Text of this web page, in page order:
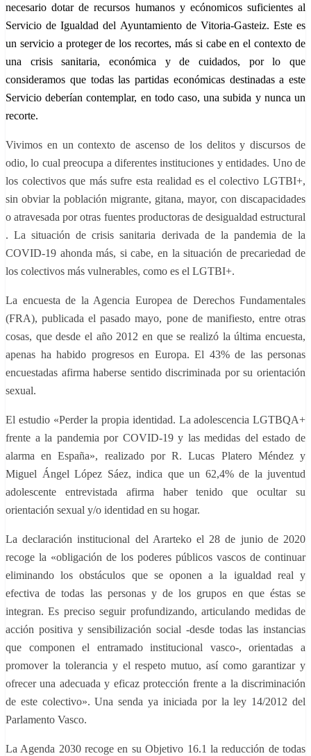
necesario dotar de recursos humanos y ecónomicos suficientes al
Servicio de Igualdad del Ayuntamiento de Vitoria-Gasteiz. Este es
un servicio a proteger de los recortes, más si cabe en el contexto de
una crisis sanitaria, económica y de cuidados, por lo que
consideramos que todas las partidas económicas destinadas a este
Servicio deberían contemplar, en todo caso, una subida y nunca un
recorte.
Vivimos en un contexto de ascenso de los delitos y discursos de
odio, lo cual preocupa a diferentes instituciones y entidades. Uno de
los colectivos que más sufre esta realidad es el colectivo LGTBI+,
sin obviar la población migrante, gitana, mayor, con discapacidades
o atravesada por otras fuentes productoras de desigualdad estructural
. La situación de crisis sanitaria derivada de la pandemia de la
COVID-19 ahonda más, si cabe, en la situación de precariedad de
los colectivos más vulnerables, como es el LGTBI+.
La encuesta de la Agencia Europea de Derechos Fundamentales
(FRA), publicada el pasado mayo, pone de manifiesto, entre otras
cosas, que desde el año 2012 en que se realizó la última encuesta,
apenas ha habido progresos en Europa. El 43% de las personas
encuestadas afirma haberse sentido discriminada por su orientación
sexual.
El estudio «Perder la propia identidad. La adolescencia LGTBQA+
frente a la pandemia por COVID-19 y las medidas del estado de
alarma en España», realizado por R. Lucas Platero Méndez y
Miguel Ángel López Sáez, indica que un 62,4% de la juventud
adolescente entrevistada afirma haber tenido que ocultar su
orientación sexual y/o identidad en su hogar.
La declaración institucional del Ararteko el 28 de junio de 2020
recoge la «obligación de los poderes públicos vascos de continuar
eliminando los obstáculos que se oponen a la igualdad real y
efectiva de todas las personas y de los grupos en que éstas se
integran. Es preciso seguir profundizando, articulando medidas de
acción positiva y sensibilización social -desde todas las instancias
que componen el entramado institucional vasco-, orientadas a
promover la tolerancia y el respeto mutuo, así como garantizar y
ofrecer una adecuada y eficaz protección frente a la discriminación
de este colectivo». Una senda ya iniciada por la ley 14/2012 del
Parlamento Vasco.
La Agenda 2030 recoge en su Objetivo 16.1 la reducción de todas